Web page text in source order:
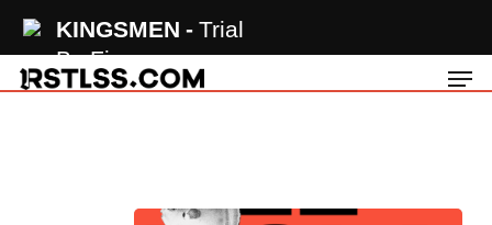
KINGSMEN
Trial
By Fire
main